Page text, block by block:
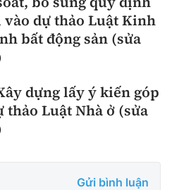
vào dự thảo Luật Kinh
bất động sản (sửa
dựng lấy ý kiến góp
thảo Luật Nhà ở (sửa
Gửi bình luận